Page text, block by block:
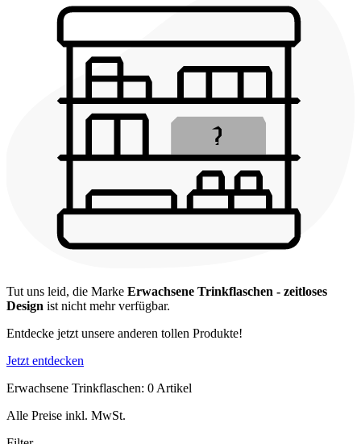
Tut uns leid, die Marke Erwachsene Trinkflaschen - zeitloses
Design ist nicht mehr verfügbar.
Entdecke jetzt unsere anderen tollen Produkte!
Jetzt entdecken
Erwachsene Trinkflaschen: 0 Artikel
Alle Preise inkl. MwSt.